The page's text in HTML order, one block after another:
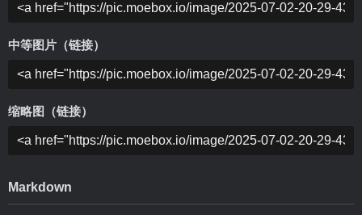
中等图片（链接）
缩略图（链接）
Markdown